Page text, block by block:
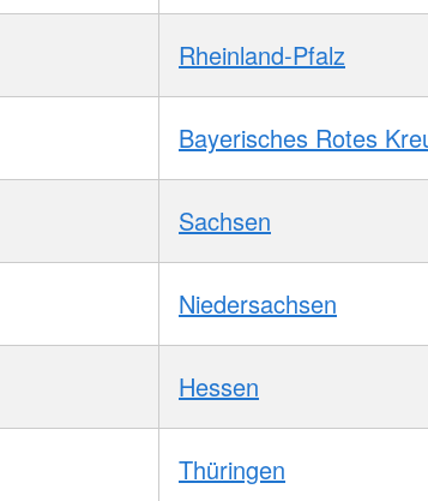
Rheinland-Pfalz
Bayerisches Rotes
Sachsen
Niedersachsen
Hessen
Thüringen